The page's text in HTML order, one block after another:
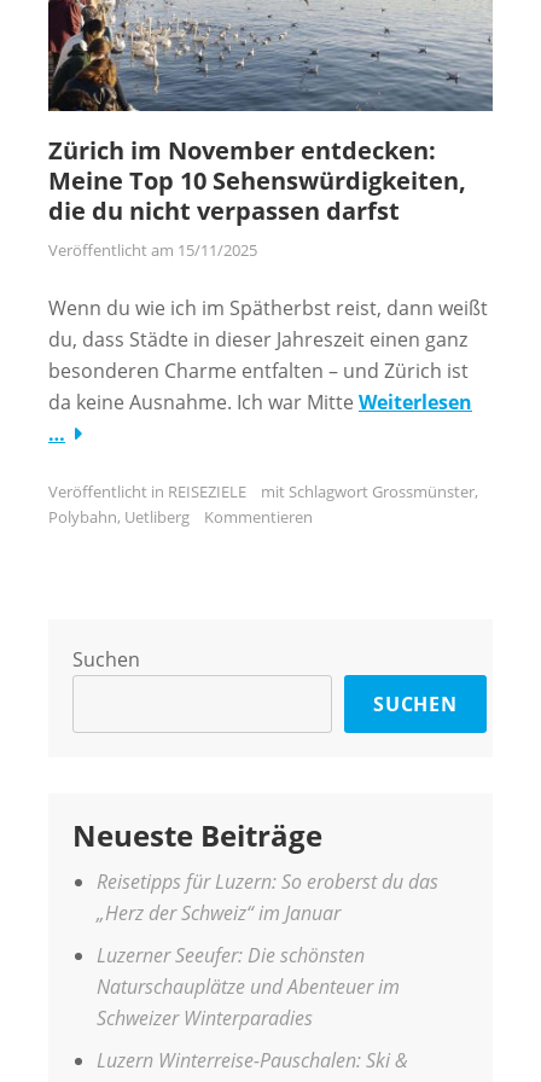
Zürich im November entdecken:
Meine Top 10 Sehenswürdigkeiten,
die du nicht verpassen darfst
Veröffentlicht am 15/11/2025
Wenn du wie ich im Spätherbst reist, dann weißt
du, dass Städte in dieser Jahreszeit einen ganz
besonderen Charme entfalten – und Zürich ist
da keine Ausnahme. Ich war Mitte Weiterlesen
…
Veröffentlicht in REISEZIELE mit Schlagwort Grossmünster,
Polybahn, Uetliberg Kommentieren
Suchen
SUCHEN
Neueste Beiträge
Reisetipps für Luzern: So eroberst du das
„Herz der Schweiz“ im Januar
Luzerner Seeufer: Die schönsten
Naturschauplätze und Abenteuer im
Schweizer Winterparadies
Luzern Winterreise-Pauschalen: Ski &